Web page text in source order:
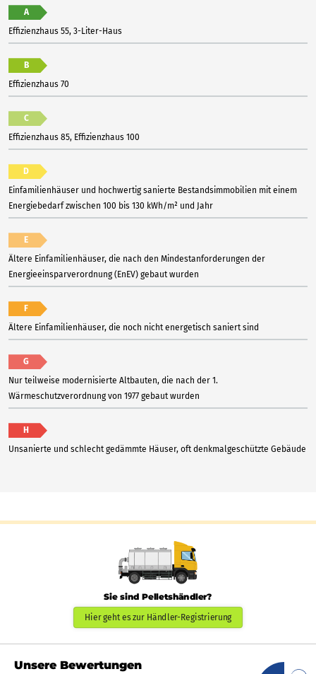
A
Effizienzhaus 55, 3-Liter-Haus
B
Effizienzhaus 70
C
Effizienzhaus 85, Effizienzhaus 100
D
Einfamilienhäuser und hochwertig sanierte Bestandsimmobilien mit einem
Energiebedarf zwischen 100 bis 130 kWh/m² und Jahr
E
Ältere Einfamilienhäuser, die nach den Mindestanforderungen der
Energieeinsparverordnung (EnEV) gebaut wurden
F
Ältere Einfamilienhäuser, die noch nicht energetisch saniert sind
G
Nur teilweise modernisierte Altbauten, die nach der 1.
Wärmeschutzverordnung von 1977 gebaut wurden
H
Unsanierte und schlecht gedämmte Häuser, oft denkmalgeschützte Gebäude
Sie sind Pelletshändler?
Hier geht es zur Händler-Registrierung
Unsere Bewertungen